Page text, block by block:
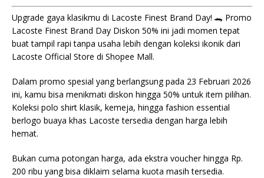
Upgrade gaya klasikmu di Lacoste Finest Brand Day! 🐊 Promo
Lacoste Finest Brand Day Diskon 50% ini jadi momen tepat
buat tampil rapi tanpa usaha lebih dengan koleksi ikonik dari
Lacoste Official Store di Shopee Mall.
Dalam promo spesial yang berlangsung pada 23 Februari 2026
ini, kamu bisa menikmati diskon hingga 50% untuk item pilihan.
Koleksi polo shirt klasik, kemeja, hingga fashion essential
berlogo buaya khas Lacoste tersedia dengan harga lebih
hemat.
Bukan cuma potongan harga, ada ekstra voucher hingga Rp.
200 ribu yang bisa diklaim selama kuota masih tersedia.